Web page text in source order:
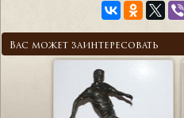
Вас может заинтересовать